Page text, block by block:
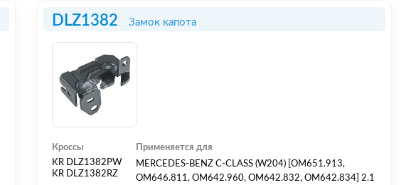
DLZ1382 Замок капота
Кроссы
KR DLZ1382PW
KR DLZ1382RZ
Применяется для
MERCEDES-BENZ C-CLASS (W204) [OM651.913,
OM646.811, OM642.960, OM642.832, OM642.834] 2.1